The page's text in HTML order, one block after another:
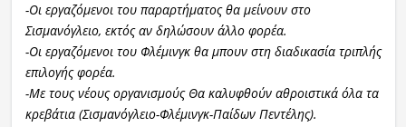
-Οι εργαζόμενοι του παραρτήματος θα μείνουν στο
Σισμανόγλειο, εκτός αν δηλώσουν άλλο φορέα.
-Οι εργαζόμενοι του Φλέμινγκ θα μπουν στη διαδικασία τριπλής
επιλογής φορέα.
-Με τους νέους οργανισμούς Θα καλυφθούν αθροιστικά όλα τα
κρεβάτια (Σισμανόγλειο-Φλέμινγκ-Παίδων Πεντέλης).